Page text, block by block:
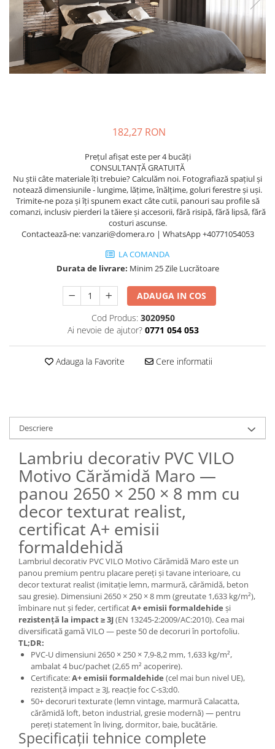
182,27 RON
Prețul afișat este per 4 bucăți
CONSULTANȚĂ GRATUITĂ
Nu știi câte materiale îți trebuie? Calculăm noi. Fotografiază spațiul și
notează dimensiunile - lungime, lățime, înălțime, goluri ferestre și uși.
Trimite-ne poza și îți spunem exact câte cutii, panouri sau profile să
comanzi, inclusiv pierderi la tăiere și accesorii, fără risipă, fără lipsă, fără
costuri ascunse.
Contactează-ne: vanzari@domera.ro | WhatsApp +40771054053
LA COMANDA
Durata de livrare: Minim 25 Zile Lucrătoare
ADAUGA IN COS
Cod Produs: 3020950
Ai nevoie de ajutor? 0771 054 053
Adauga la Favorite Cere informatii
Descriere
Lambriu decorativ PVC VILO
Motivo Cărămidă Maro —
panou 2650 × 250 × 8 mm cu
decor texturat realist,
certificat A+ emisii
formaldehidă
Lambriul decorativ PVC VILO Motivo Cărămidă Maro este un
panou premium pentru placare pereți și tavane interioare, cu
decor texturat realist (imitație lemn, marmură, cărămidă, beton
sau gresie). Dimensiuni 2650 × 250 × 8 mm (greutate 1,633 kg/m²),
îmbinare nut și feder, certificatA+ emisii formaldehide și
rezistență la impact ≥ 3J (EN 13245-2:2009/AC:2010). Cea mai
diversificată gamă VILO — peste 50 de decoruri în portofoliu.
TL;DR:
PVC-U dimensiuni 2650 × 250 × 7,9-8,2 mm, 1,633 kg/m²,
ambalat 4 buc/pachet (2,65 m² acoperire).
Certificate:A+ emisii formaldehide (cel mai bun nivel UE),
rezistență impact ≥ 3J, reacție foc C-s3;d0.
50+ decoruri texturate (lemn vintage, marmură Calacatta,
cărămidă loft, beton industrial, gresie modernă) — pentru
pereți statement în living, dormitor, baie, bucătărie.
Specificații tehnice complete